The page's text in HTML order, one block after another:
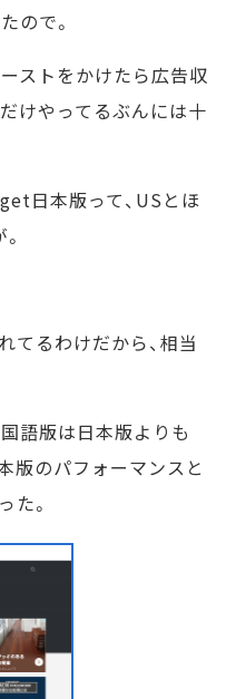
ので。
ストをかけたら広告収
けやってるぶんには十
日本版って、USとほ
るわけだから、相当
語版は日本版よりも
版のパフォーマンスと
た。